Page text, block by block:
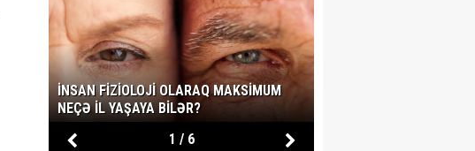
İNSAN FIZIOLOJI OLARAQ MAKSIMUM
NEÇƏ IL YAŞAYA BILƏR?
1 / 6